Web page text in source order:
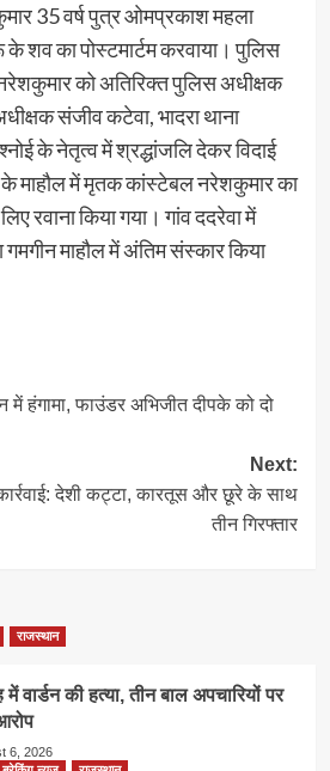
35 वर्ष पुत्र ओमप्रकाश महला
के शव का पोस्टमार्टम करवाया। पुलिस
को अतिरिक्त पुलिस अधीक्षक
संजीव कटेवा, भादरा थाना
के नेतृत्व में श्रद्धांजलि देकर विदाई
माहौल में मृतक कांस्टेबल नरेशकुमार का
रवाना किया गया। गांव ददरेवा में
माहौल में अंतिम संस्कार किया
में हंगामा, फाउंडर अभिजीत दीपके को दो
Next:
देशी कट्टा, कारतूस और छूरे के साथ
तीन गिरफ्तार
राजस्थान
वार्डन की हत्या, तीन बाल अपचारियों पर
6, 2026